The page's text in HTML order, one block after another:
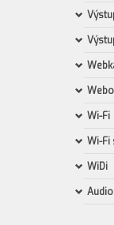
Wi-Fi
Wi-Fi
WiDi